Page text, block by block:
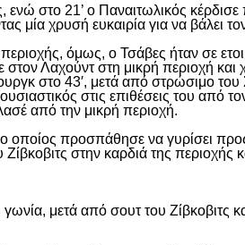
στο 21’ ο Παναιτωλικός κέρδισε
μία χρυσή ευκαιρία για να βάλει
όμως, ο Τσάβες ήταν σε
Λαχούντ στη μικρή περιοχή και
στο 43′, μετά από στρώσιμο
στις επιθέσεις του
από την μικρή περιοχή.
οποίος προσπάθησε να γυρίσει
στην καρδιά της
μετά από σουτ του Ζίβκοβιτς